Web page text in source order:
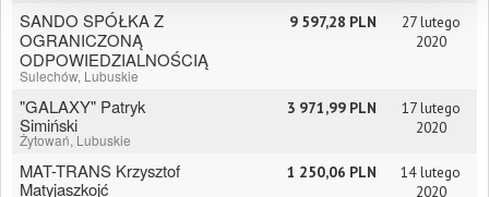
SANDO SPÓŁKA Z
OGRANICZONĄ
ODPOWIEDZIALNOŚCIĄ
Sulechów, Lubuskie
9 597,28 PLN
27 lutego
2020
"GALAXY" Patryk
Simiński
Żytowań, Lubuskie
3 971,99 PLN
17 lutego
2020
MAT-TRANS Krzysztof
Matyjaszkojć
1 250,06 PLN
14 lutego
2020